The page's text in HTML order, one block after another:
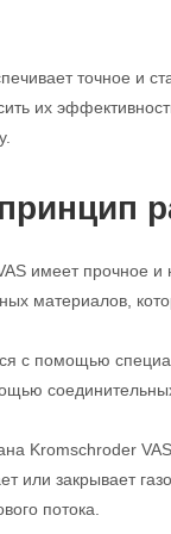
точное и
их
имеет прочное
материалов,
с помощью
Kromschroder
или закрывает
потока.